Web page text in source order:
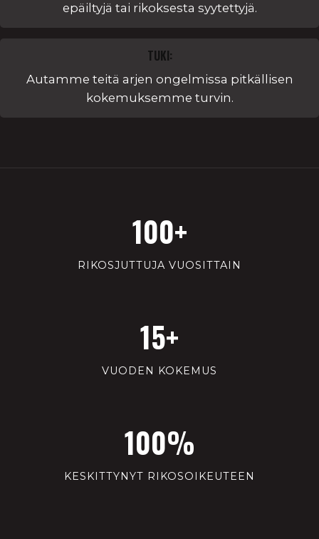
epäiltyjä tai rikoksesta syytettyjä.
TUKI:
Autamme teitä arjen ongelmissa pitkällisen
kokemuksemme turvin.
100+
RIKOSJUTTUJA VUOSITTAIN
15+
VUODEN KOKEMUS
100%
KESKITTYNYT RIKOSOIKEUTEEN